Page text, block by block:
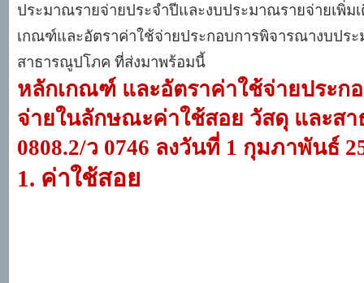
ประมาณรายจ่ายประจำปีและงบประมาณรายจ่ายเพิ่
เกณฑ์และอัตราค่าใช้จ่ายประกอบการพิจารณางบปร
สาธารณูปโภค ที่ส่งมาพร้อมนี้
หลักเกณฑ์ และอัตราค่าใช้จ่ายประก
จ่ายในลักษณะค่าใช้สอย วัสดุ และส
0808.2/ว 0746 ลงวันที่ 1 กุมภาพันธ์
1. ค่าใช้สอย